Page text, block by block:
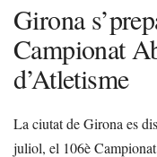
Girona
Campionat
d’Atletisme
La ciutat de Girona es
juliol, el 106è